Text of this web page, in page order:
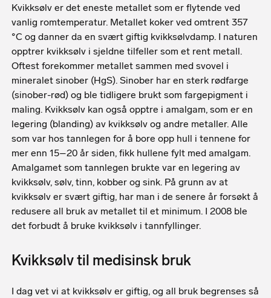
Kvikksølv er det eneste metallet som er flytende ved
vanlig romtemperatur. Metallet koker ved omtrent 357
°C og danner da en svært giftig kvikksølvdamp. I naturen
opptrer kvikksølv i sjeldne tilfeller som et rent metall.
Oftest forekommer metallet sammen med svovel i
mineralet sinober (HgS). Sinober har en sterk rødfarge
(sinober-rød) og ble tidligere brukt som fargepigment i
maling. Kvikksølv kan også opptre i amalgam, som er en
legering (blanding) av kvikksølv og andre metaller. Alle
som var hos tannlegen for å bore opp hull i tennene for
mer enn 15–20 år siden, fikk hullene fylt med amalgam.
Amalgamet som tannlegen brukte var en legering av
kvikksølv, sølv, tinn, kobber og sink. På grunn av at
kvikksølv er svært giftig, har man i de senere år forsøkt å
redusere all bruk av metallet til et minimum. I 2008 ble
det forbudt å bruke kvikksølv i tannfyllinger.
Kvikksølv til medisinsk bruk
I dag vet vi at kvikksølv er giftig, og all bruk begrenses så